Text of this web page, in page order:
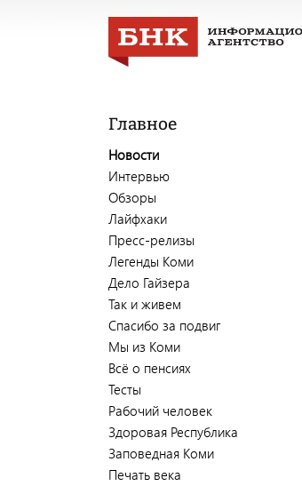
Главное
Новости
Интервью
Обзоры
Лайфхаки
Пресс-релизы
Легенды Коми
Дело Гайзера
Так и живем
Спасибо за подвиг
Мы из Коми
Всё о пенсиях
Тесты
Рабочий человек
Здоровая Республика
Заповедная Коми
Печать века